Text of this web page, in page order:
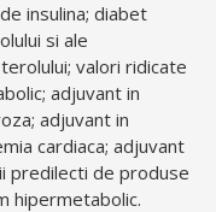
insulina; diabet
si ale
valori ridicate
adjuvant in
adjuvant in
cardiaca; adjuvant
predilecti de produse
hipermetabolic.